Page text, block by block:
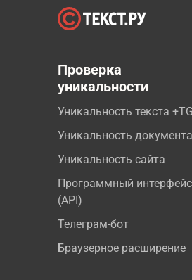
Проверка
уникальности
Уникальность текста +TG
Уникальность документа
Уникальность сайта
Программный интерфейс
(API)
Телеграм-бот
Браузерное расширение